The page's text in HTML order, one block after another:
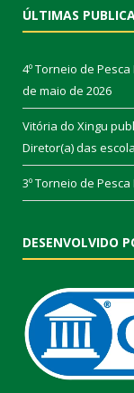
ÚLTIMAS
4º Torneio de
de maio de 2026
Vitória do Xingu
Diretor(a) das
3º Torneio de
DESENVOLVIDO